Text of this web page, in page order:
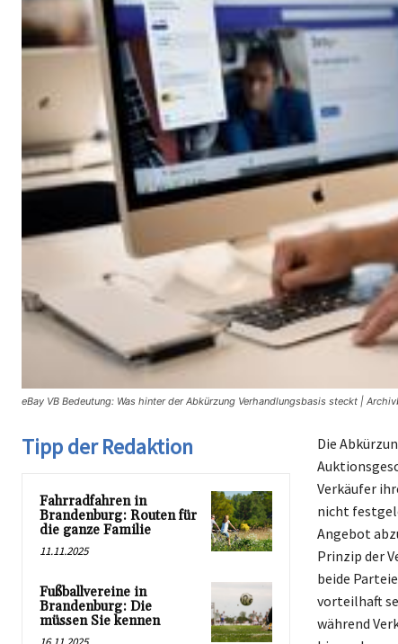
eBay VB Bedeutung: Was hinter der Abkürzung Verhandlungsbasis steckt |
Tipp der Redaktion
Fahrradfahren in
Brandenburg: Routen für
die ganze Familie
11.11.2025
Fußballvereine in
Brandenburg: Die
müssen Sie kennen
Die
Verkäufer
nicht
Angebot
Prinzip der
beide
vorteilhaft
während